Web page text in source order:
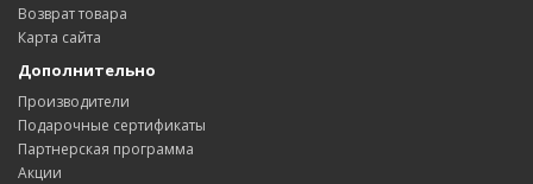
Возврат товара
Карта сайта
Дополнительно
Производители
Подарочные сертификаты
Партнерская программа
Акции